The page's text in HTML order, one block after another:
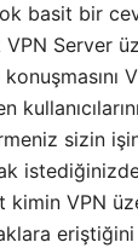
basit bir
Server
sizin
kimin VPN